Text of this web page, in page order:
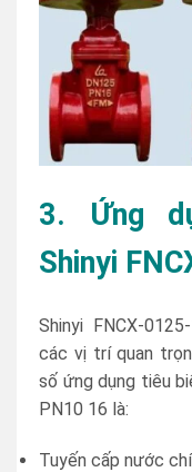
3. Ứng
Shinyi
Shinyi FNCX-
các vị trí quan
số ứng dụng tiêu
PN10 16 là:
Tuyến cấp nước